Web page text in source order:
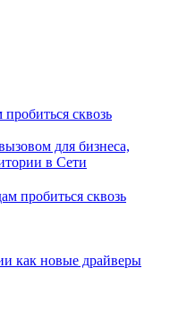
сквозь
для бизнеса,
в Сети
как новые драйверы